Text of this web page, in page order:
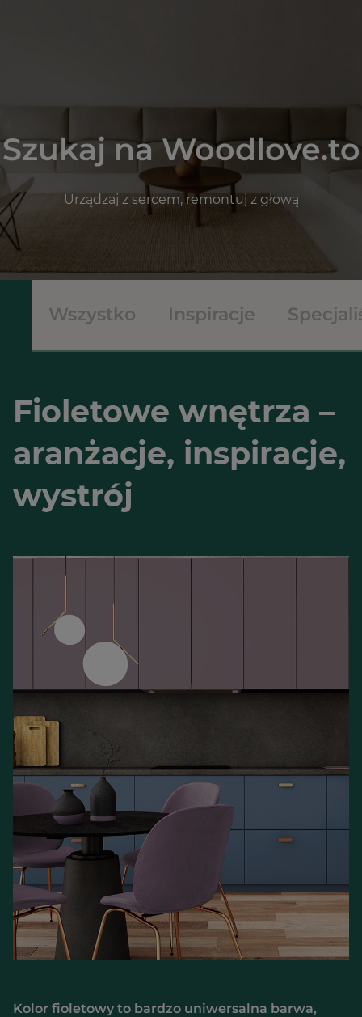
Szukaj na Woodlove.to
Urządzaj z sercem, remontuj z głową
Wszystko Inspiracje
Fioletowe wnętrza –
aranżacje, inspiracje,
wystrój
Kolor fioletowy to bardzo uniwersalna barwa,